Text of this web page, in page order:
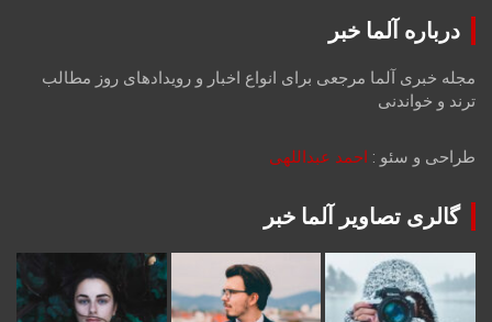
درباره آلما خبر
مجله خبری آلما مرجعی برای انواع اخبار و رویدادهای روز مطالب
ترند و خواندنی
طراحی و سئو : احمد عبداللهی
گالری تصاویر آلما خبر